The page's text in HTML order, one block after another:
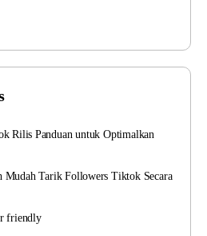
Rilis Panduan untuk Optimalkan
Mudah Tarik Followers Tiktok Secara
friendly